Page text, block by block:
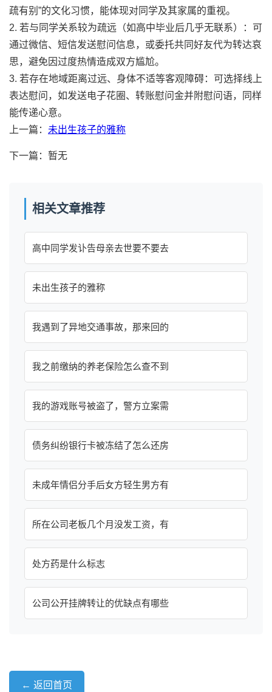
疏有别”的文化习惯，能体现对同学及其家属的重视。
2. 若与同学关系较为疏远（如高中毕业后几乎无联系）：可
通过微信、短信发送慰问信息，或委托共同好友代为转达哀
思，避免因过度热情造成双方尴尬。
3. 若存在地域距离过远、身体不适等客观障碍：可选择线上
表达慰问，如发送电子花圈、转账慰问金并附慰问语，同样
能传递心意。
上一篇： 未出生孩子的雅称
下一篇：暂无
相关文章推荐
高中同学发讣告母亲去世要不要去
未出生孩子的雅称
我遇到了异地交通事故，那来回的
我之前缴纳的养老保险怎么查不到
我的游戏账号被盗了，警方立案需
债务纠纷银行卡被冻结了怎么还房
未成年情侣分手后女方轻生男方有
所在公司老板几个月没发工资，有
处方药是什么标志
公司公开挂牌转让的优缺点有哪些
← 返回首页